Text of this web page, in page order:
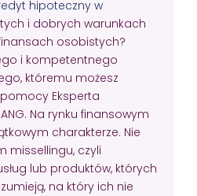
hipoteczny w
i dobrych warunkach
osobistych?
i kompetentnego
któremu możesz
Eksperta
Na rynku finansowym
charakterze. Nie
missellingu, czyli
lub produktów, których
na który ich nie